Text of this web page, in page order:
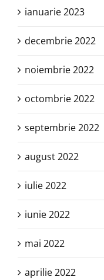
ianuarie 2023
decembrie 2022
noiembrie 2022
octombrie 2022
septembrie 2022
august 2022
iulie 2022
iunie 2022
mai 2022
aprilie 2022